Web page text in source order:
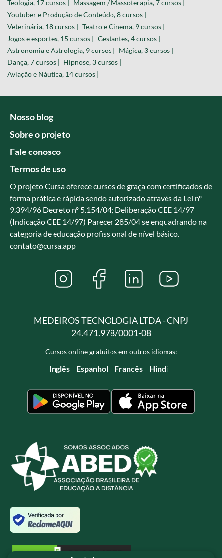
Teologia, 17 cursos | Massagem / Massoterapia, 7 cursos |
Youtuber e Produção de Conteúdo, 8 cursos |
Veterinária, 18 cursos | Teatro e Cinema, 9 cursos |
Jogos e esportes, 15 cursos | Gestantes, 4 cursos |
Astronomia e Astrologia, 9 cursos | Mágica, 3 cursos |
Dança, 7 cursos | Hipnose, 3 cursos |
Aviação e Náutica, 14 cursos |
Nosso blog
Sobre o projeto
Fale conosco
Termos de uso
O projeto Cursa oferece cursos de graça com certificados de
forma prática e rápida sendo autorizado através da Lei nº
9.394/96 Decreto nº 5.154/04; Deliberação CEE 14/97
(Indicação CEE 14/97) Parecer 285/04 se enquadrando na
categoria de educação profissional de nível básico.
contato@cursa.app
MEDEIROS TECNOLOGIA LTDA - CNPJ
24.471.978/0001-08
Cursos online gratuitos em outros idiomas:
Inglês Espanhol Francês Hindi